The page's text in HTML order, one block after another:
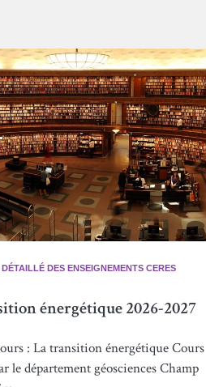
DES ENSEIGNEMENTS CERES
énergétique 2026-2027
: La transition énergétique Cours
le département géosciences Champ